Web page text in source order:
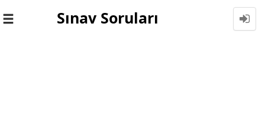
Toggle
Sınav Soruları